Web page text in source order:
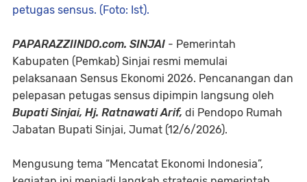
petugas sensus. (Foto: Ist).
PAPARAZZIINDO.com. SINJAI - Pemerintah
Kabupaten (Pemkab) Sinjai resmi memulai
pelaksanaan Sensus Ekonomi 2026. Pencanangan dan
pelepasan petugas sensus dipimpin langsung oleh
Bupati Sinjai, Hj. Ratnawati Arif, di Pendopo Rumah
Jabatan Bupati Sinjai, Jumat (12/6/2026).
Mengusung tema “Mencatat Ekonomi Indonesia”,